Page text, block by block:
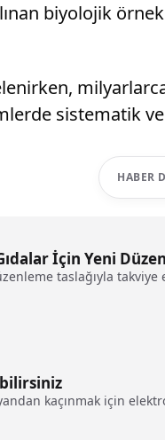
biyolojik
sistematik ve
HABER
İçin Yeni
düzenleme taslağıyla
kaçınmak için